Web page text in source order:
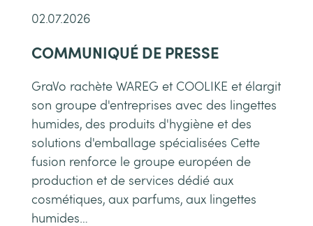
02.07.2026
COMMUNIQUÉ DE PRESSE
GraVo rachète WAREG et COOLIKE et élargit
son groupe d'entreprises avec des lingettes
humides, des produits d'hygiène et des
solutions d'emballage spécialisées Cette
fusion renforce le groupe européen de
production et de services dédié aux
cosmétiques, aux parfums, aux lingettes
humides…